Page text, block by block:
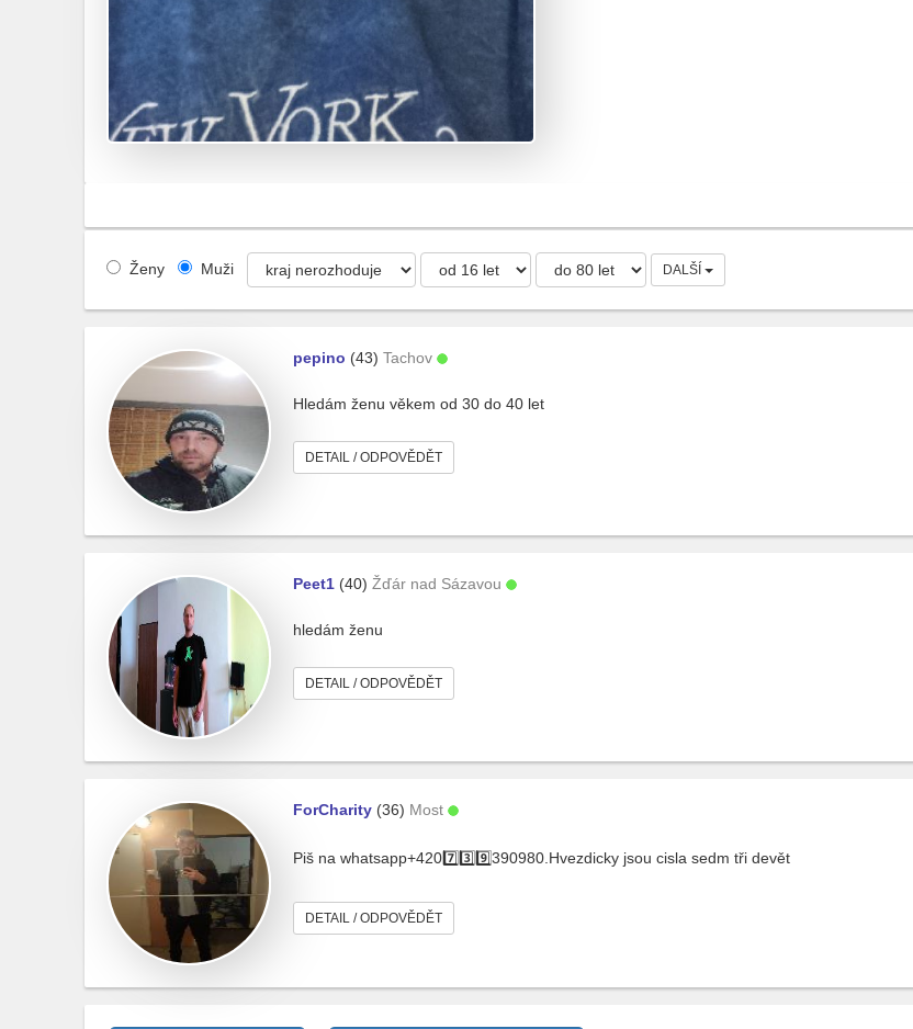
Ženy Muži DALŠÍ
pepino (43) Tachov
Hledám ženu věkem od 30 do 40 let
DETAIL / ODPOVĚDĚT
Peet1 (40) Žďár nad Sázavou
hledám ženu
DETAIL / ODPOVĚDĚT
ForCharity (36) Most
Piš na whatsapp+4207️⃣3️⃣9️⃣390980.Hvezdicky jsou cisla sedm tři devět
DETAIL / ODPOVĚDĚT